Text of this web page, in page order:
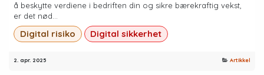
å beskytte verdiene i bedriften din og sikre bærekraftig vekst,
er det nød...
Digital risiko Digital sikkerhet
2. apr. 2025 Artikkel